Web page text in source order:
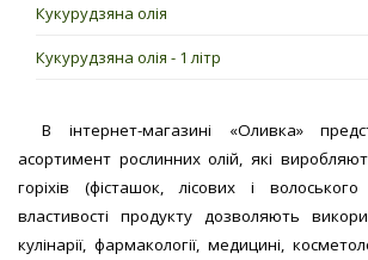
Кукурудзяна олія
Кукурудзяна олія - 1 літр
В інтернет-магазині «Оливка»
асортимент рослинних олій, які
горіхів (фісташок, лісових і волоського
властивості продукту дозволяють
кулінарії, фармакології, медицині,